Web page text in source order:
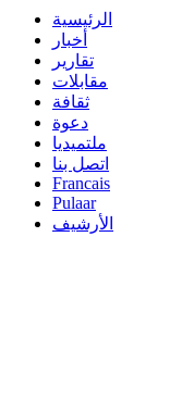
الرئيسية
أخبار
تقارير
مقابلات
ثقافة
دعوة
ملتميديا
اتصل بنا
Francais
Pulaar
الأرشيف